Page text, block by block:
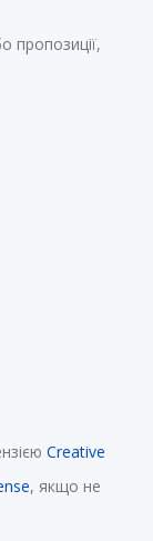
пропозиції,
Creative
, якщо не